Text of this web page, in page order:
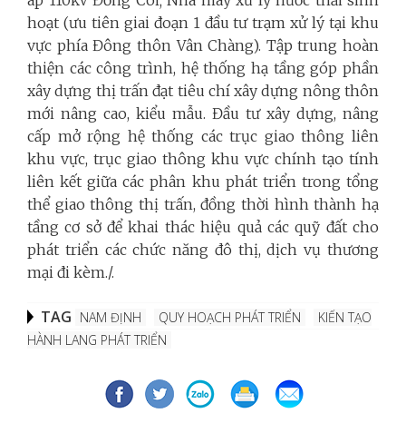
hoạt (ưu tiên giai đoạn 1 đầu tư trạm xử lý tại khu
vực phía Đông thôn Vân Chàng). Tập trung hoàn
thiện các công trình, hệ thống hạ tầng góp phần
xây dựng thị trấn đạt tiêu chí xây dựng nông thôn
mới nâng cao, kiểu mẫu. Đầu tư xây dựng, nâng
cấp mở rộng hệ thống các trục giao thông liên
khu vực, trục giao thông khu vực chính tạo tính
liên kết giữa các phân khu phát triển trong tổng
thể giao thông thị trấn, đồng thời hình thành hạ
tầng cơ sở để khai thác hiệu quả các quỹ đất cho
phát triển các chức năng đô thị, dịch vụ thương
mại đi kèm./.
TAG NAM ĐỊNH QUY HOẠCH PHÁT TRIỂN
KIẾN TẠO
HÀNH LANG PHÁT TRIỂN